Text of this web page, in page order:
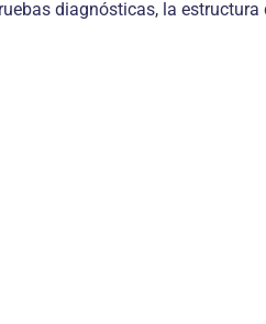
diagnósticas, la